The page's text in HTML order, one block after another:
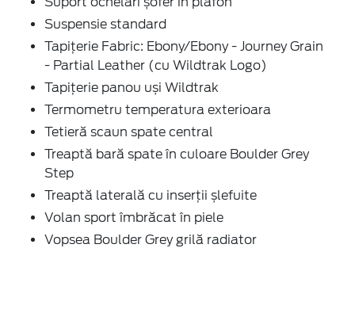
Suspensie standard
Tapițerie Fabric: Ebony/Ebony - Journey Grain
- Partial Leather (cu Wildtrak Logo)
Tapițerie panou uși Wildtrak
Termometru temperatura exterioara
Tetieră scaun spate central
Treaptă bară spate în culoare Boulder Grey
Step
Treaptă laterală cu inserții șlefuite
Volan sport îmbrăcat în piele
Vopsea Boulder Grey grilă radiator